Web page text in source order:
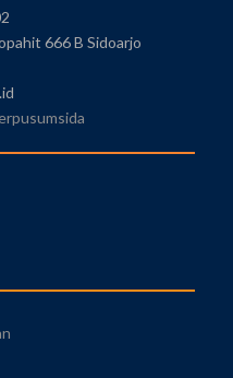
666 B Sidoarjo